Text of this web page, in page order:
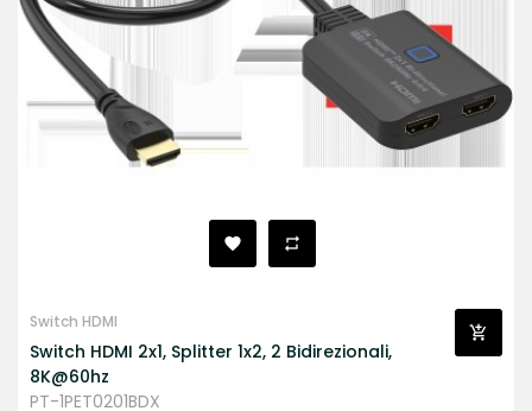
Switch HDMI
Switch HDMI 2x1, Splitter 1x2, 2 Bidirezionali,
8K@60hz
PT-1PET0201BDX